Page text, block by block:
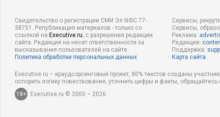
Свидетельство о регистрации СМИ Эл NФС 77-
38751. Републикация материалов - только со
ссылкой на Executive.ru, с разрешения редакции
сайта. Редакция не несет ответственности за
высказывания пользователей на сайте.
Политика обработки персональных данных
Сервисы,
Сервисы,
Реклама:
Редакция:
Поддержка:
Карта сайта
Executive.ru – краудсорсинговый проект, 80% текстов созданы
оспорить логику повествования, уточнить цифры и факты,
18+
Executive.ru © 2000 – 2026.